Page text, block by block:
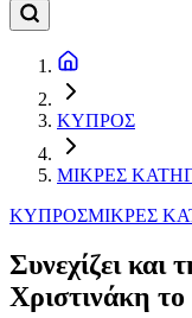
ΚΥΠΡΟΣ
ΜΙΚΡΕΣ
ΚΥΠΡΟΣΜΙΚΡΕΣ
Συνεχίζει και
Χριστινάκη